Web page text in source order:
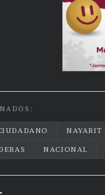
NAYARIT
NACIONAL